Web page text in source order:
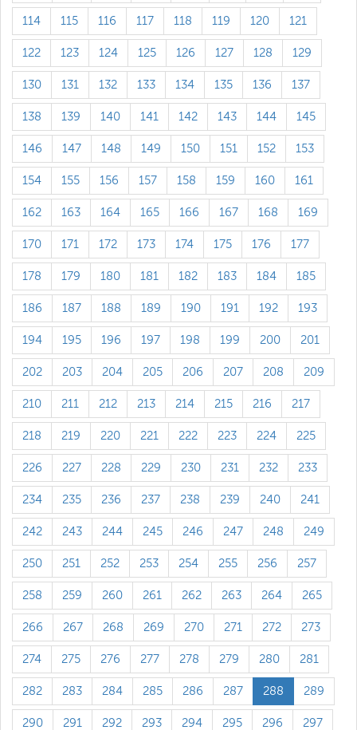
114 115 116 117 118 119 120 121
122 123 124 125 126 127 128 129
130 131 132 133 134 135 136 137
138 139 140 141 142 143 144 145
146 147 148 149 150 151 152 153
154 155 156 157 158 159 160 161
162 163 164 165 166 167 168 169
170 171 172 173 174 175 176 177
178 179 180 181 182 183 184 185
186 187 188 189 190 191 192 193
194 195 196 197 198 199 200 201
202 203 204 205 206 207 208 209
210 211 212 213 214 215 216 217
218 219 220 221 222 223 224 225
226 227 228 229 230 231 232 233
234 235 236 237 238 239 240 241
242 243 244 245 246 247 248 249
250 251 252 253 254 255 256 257
258 259 260 261 262 263 264 265
266 267 268 269 270 271 272 273
274 275 276 277 278 279 280 281
282 283 284 285 286 287 288 289
290 291 292 293 294 295 296 297